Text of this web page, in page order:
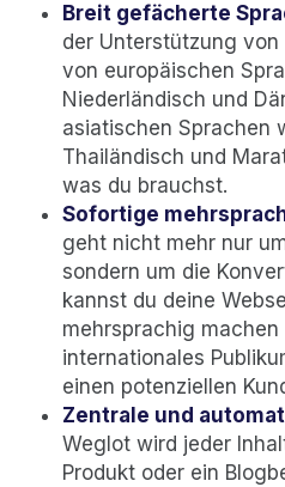
Breit gefächerte
der Unterstützung von
von europäischen
Niederländisch und
asiatischen Sprachen
Thailändisch und
was du brauchst.
Sofortige
geht nicht mehr nur
sondern um die
kannst du deine
mehrsprachig
internationales
einen potenziellen
Zentrale und
Weglot wird jeder
Produkt oder ein